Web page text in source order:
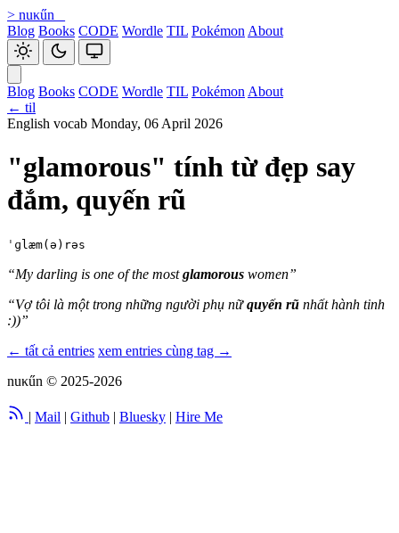
> nuκűn
Blog Books CODE Wordle TIL Pokémon About
Blog Books CODE Wordle TIL Pokémon About
← til
English vocab Monday, 06 April 2026
"glamorous" tính từ đẹp say
đắm, quyến rũ
ˈɡlæm(ə)rəs
“My darling is one of the mostglamorous women”
“Vợ tôi là một trong những người phụ nữquyến rũ nhất hành tinh
:))”
← tất cả entries xem entries cùng tag →
nuκűn © 2025-2026
| Mail | Github | Bluesky | Hire Me